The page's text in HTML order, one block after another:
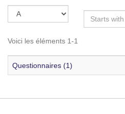
Voici les éléments 1-1
Questionnaires (1)